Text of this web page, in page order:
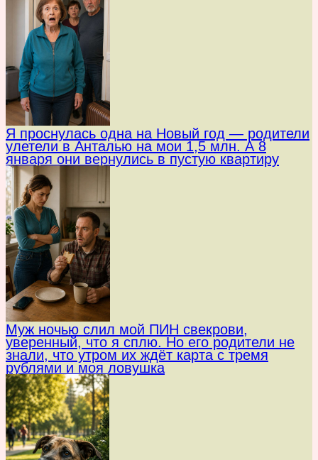
Я проснулась одна на Новый год — родители
улетели в Анталью на мои 1,5 млн. А 8
января они вернулись в пустую квартиру
Муж ночью слил мой ПИН свекрови,
уверенный, что я сплю. Но его родители не
знали, что утром их ждёт карта с тремя
рублями и моя ловушка